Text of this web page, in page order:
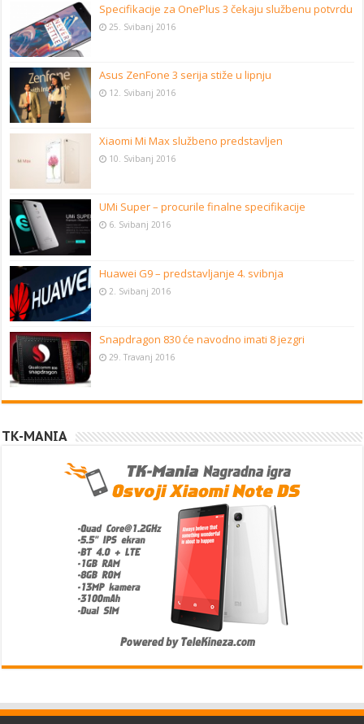
Specifikacije za OnePlus 3 čekaju službenu potvrdu
25. Svibanj 2016
Asus ZenFone 3 serija stiže u lipnju
12. Svibanj 2016
Xiaomi Mi Max službeno predstavljen
10. Svibanj 2016
UMi Super – procurile finalne specifikacije
6. Svibanj 2016
Huawei G9 – predstavljanje 4. svibnja
2. Svibanj 2016
Snapdragon 830 će navodno imati 8 jezgri
29. Travanj 2016
TK-MANIA